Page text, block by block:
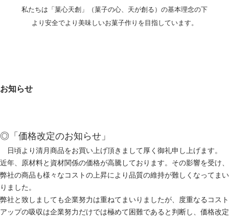
私たちは「菓心天創」（菓子の心、天が創る）の基本理念の下
より安全でより美味しいお菓子作りを目指しています。
お知らせ
◎「価格改定のお知らせ」
日頃より清月商品をお買い上げ頂きまして厚く御礼申し上げます。
近年、原材料と資材関係の価格が高騰しております。その影響を受け、
弊社の商品も様々なコストの上昇により品質の維持が難しくなってまい
りました。
弊社と致しましても企業努力は重ねてまいりましたが、度重なるコスト
アップの吸収は企業努力だけでは極めて困難であると判断し、価格改定